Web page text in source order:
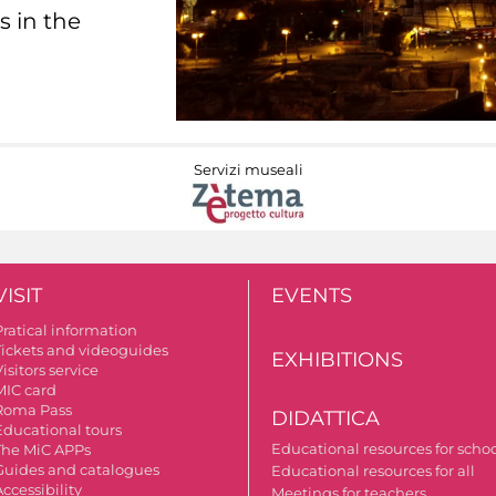
in the
Servizi museali
information
and videoguides
service
card
Pass
tours
MiC APPs
and catalogues
EVENTS
EXHIBITIONS
DIDATTICA
Educational resources for
Educational resources for all
Meetings for teachers